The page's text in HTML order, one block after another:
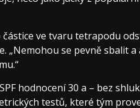
ve tvaru tetrapodu
„Nemohou se pevně sbalit
hodnocení 30 a – bez
testů, které tým